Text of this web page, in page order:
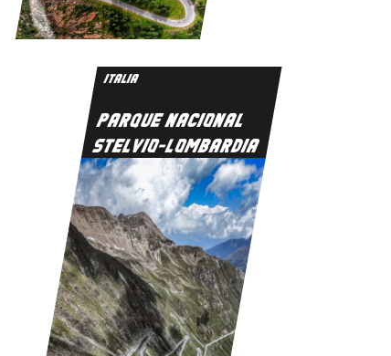
ITALIA
PARQUE NACIONAL
STELVIO-LOMBARDIA